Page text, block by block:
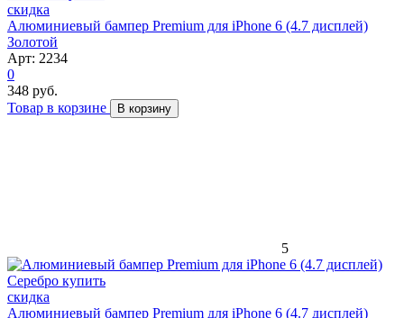
скидка
Алюминиевый бампер Premium для iPhone 6 (4.7 дисплей)
Золотой
Арт: 2234
0
348 руб.
Товар в корзине
В корзину
5
скидка
Алюминиевый бампер Premium для iPhone 6 (4.7 дисплей)